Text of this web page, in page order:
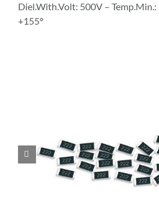
Diel.With.Volt: 500V – Temp.Min.:
+155°
